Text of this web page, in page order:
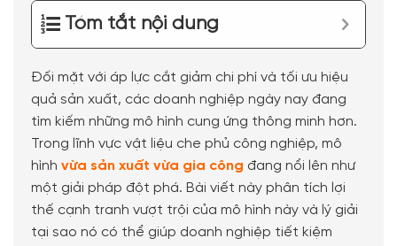
Tóm tắt nội dung
Đối mặt với áp lực cắt giảm chi phí và tối ưu hiệu
quả sản xuất, các doanh nghiệp ngày nay đang
tìm kiếm những mô hình cung ứng thông minh hơn.
Trong lĩnh vực vật liệu che phủ công nghiệp, mô
hình vừa sản xuất vừa gia công đang nổi lên như
một giải pháp đột phá. Bài viết này phân tích lợi
thế cạnh tranh vượt trội của mô hình này và lý giải
tại sao nó có thể giúp doanh nghiệp tiết kiệm